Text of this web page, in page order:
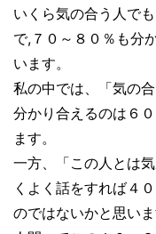
いくら気の合う人で
で,７０～８０％も分
います。
私の中では、「気の
分かり合えるのは６
ます。
一方、「この人とは
くよく話をすれば４
のではないかと思いま